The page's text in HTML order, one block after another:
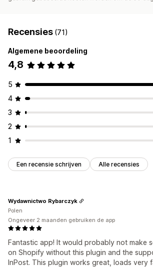
Recensies (71)
Algemene beoordeling
4,8
5
4
3
2
1
Een recensie schrijven Alle recensies
Fantastic app! It would probably not make
on Shopify without this plugin and the
InPost. This plugin works great, loads very
Wydawnictwo Rybarczyk
Polen
Ongeveer 2 maanden gebruiken de app